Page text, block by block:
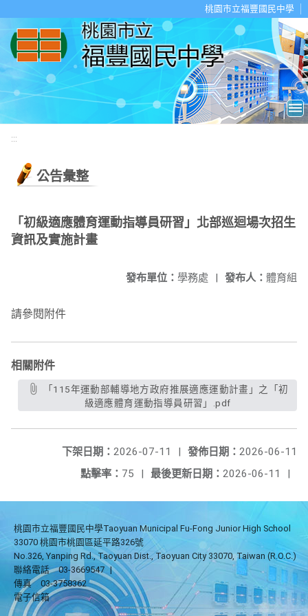
桃園市立福豐國民中學
:::
公告彙整
「初級適應體育運動指導員研習」北部巡迴場次招生
資訊及實施計畫
發布人： 體育組
發布單位： 學務處 |
請參閱附件
相關附件
級適應體育運動指導員研習」.pdf
發佈日期： 2026-06-11
下架日期： 2026-07-11
|
最後更新日期： 2026-06-11 |
點擊率： 75 |
桃園市立福豐國民中學Taoyuan Municipal Fu-Fong Junior High School
33070 桃園市桃園區延平路326號
No.326, Yanping Rd., Taoyuan Dist., Taoyuan City 33070, Taiwan (R.O.C.)
聯絡電話
03-3669547 |
傳真
03-3758362
電子信箱